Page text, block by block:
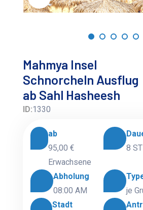
Mahmya Insel
Schnorcheln Ausflug
ab Sahl Hasheesh
ID:1330
ab
95,00 €
Erwachsene
8 ST
Abholung
08:00 AM
je
Stadt